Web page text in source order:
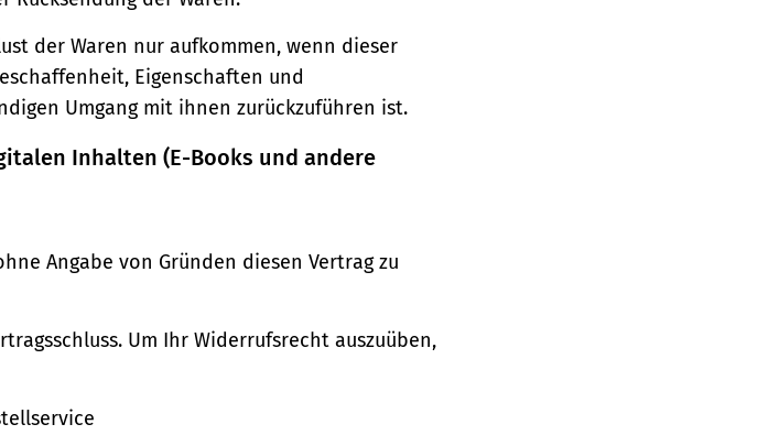
der Waren nur aufkommen, wenn dieser
Eigenschaften und
Umgang mit ihnen zurückzuführen ist.
Inhalten (E-Books und andere
Angabe von Gründen diesen Vertrag zu
Um Ihr Widerrufsrecht auszuüben,